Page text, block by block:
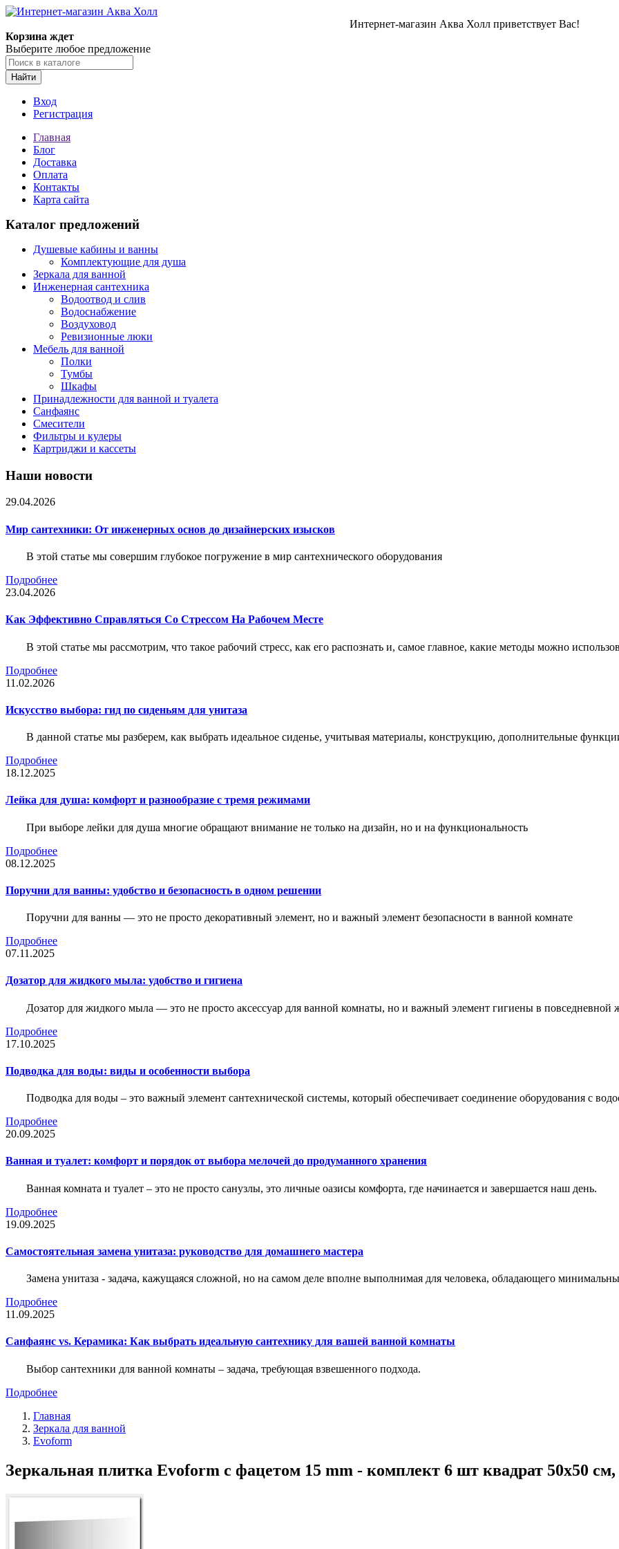
Интернет-магазин Аква Холл приветствует Вас!
Корзина ждет
Выберите любое предложение
Найти
Вход
Регистрация
Главная
Блог
Доставка
Оплата
Контакты
Карта сайта
Каталог предложений
Душевые кабины и ванны
Комплектующие для душа
Зеркала для ванной
Инженерная сантехника
Водоотвод и слив
Водоснабжение
Воздуховод
Ревизионные люки
Мебель для ванной
Полки
Тумбы
Шкафы
Принадлежности для ванной и туалета
Санфаянс
Смесители
Фильтры и кулеры
Картриджи и кассеты
Наши новости
29.04.2026
Мир сантехники: От инженерных основ до дизайнерских изысков
В этой статье мы совершим глубокое погружение в мир сантехнического оборудования
Подробнее
23.04.2026
Как Эффективно Справляться Со Стрессом На Рабочем Месте
В этой статье мы рассмотрим, что такое рабочий стресс, как его распознать и, самое главное, какие методы можно
Подробнее
11.02.2026
Искусство выбора: гид по сиденьям для унитаза
В данной статье мы разберем, как выбрать идеальное сиденье, учитывая материалы, конструкцию, дополнительные
Подробнее
18.12.2025
Лейка для душа: комфорт и разнообразие с тремя режимами
При выборе лейки для душа многие обращают внимание не только на дизайн, но и на функциональность
Подробнее
08.12.2025
Поручни для ванны: удобство и безопасность в одном решении
Поручни для ванны — это не просто декоративный элемент, но и важный элемент безопасности в ванной комнате
Подробнее
07.11.2025
Дозатор для жидкого мыла: удобство и гигиена
Дозатор для жидкого мыла — это не просто аксессуар для ванной комнаты, но и важный элемент гигиены в повседневной
Подробнее
17.10.2025
Подводка для воды: виды и особенности выбора
Подводка для воды – это важный элемент сантехнической системы, который обеспечивает соединение оборудования с
Подробнее
20.09.2025
Ванная и туалет: комфорт и порядок от выбора мелочей до продуманного хранения
Ванная комната и туалет – это не просто санузлы, это личные оазисы комфорта, где начинается и завершается наш день.
Подробнее
19.09.2025
Самостоятельная замена унитаза: руководство для домашнего мастера
Замена унитаза - задача, кажущаяся сложной, но на самом деле вполне выполнимая для человека, обладающего
Подробнее
11.09.2025
Санфаянс vs. Керамика: Как выбрать идеальную сантехнику для вашей ванной комнаты
Выбор сантехники для ванной комнаты – задача, требующая взвешенного подхода.
Подробнее
Главная
Зеркала для ванной
Evoform
Зеркальная плитка Evoform с фацетом 15 mm - комплект 6 шт квадрат 50х50 см,